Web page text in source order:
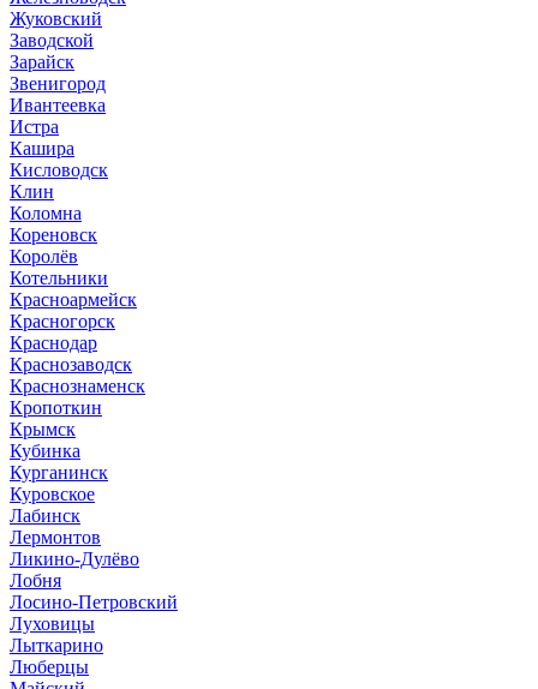
Жуковский
Заводской
Зарайск
Звенигород
Ивантеевка
Истра
Кашира
Кисловодск
Клин
Коломна
Кореновск
Королёв
Котельники
Красноармейск
Красногорск
Краснодар
Краснозаводск
Краснознаменск
Кропоткин
Крымск
Кубинка
Курганинск
Куровское
Лабинск
Лермонтов
Ликино-Дулёво
Лобня
Лосино-Петровский
Луховицы
Лыткарино
Люберцы